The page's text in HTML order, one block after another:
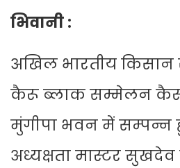
भिवानी :
अखिल भारतीय किसान
कैरू ब्लाक सम्मेलन कैरू
मुंगीपा भवन में सम्पन्न
अध्यक्षता मास्टर सुखदेव